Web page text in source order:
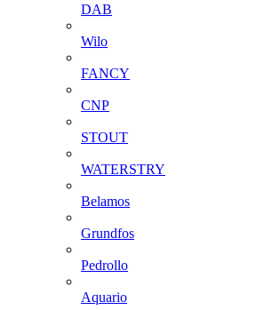
DAB
Wilo
FANCY
CNP
STOUT
WATERSTRY
Belamos
Grundfos
Pedrollo
Aquario